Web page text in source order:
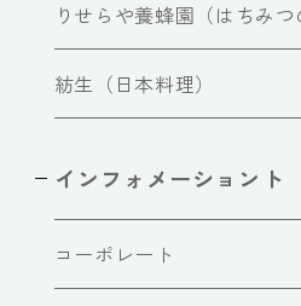
りせらや養蜂園（はちみつ
紡生（日本料理）
インフォメーショント
コーポレート